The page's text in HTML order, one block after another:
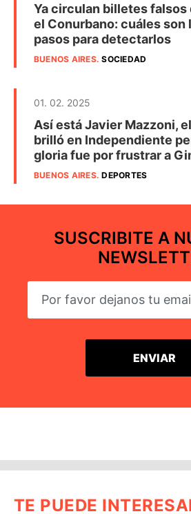
Ya circulan billetes falsos
el Conurbano: cuáles son
pasos para detectarlos
BUENOS AIRES.SOCIEDAD
01. 02. 2025
Así está Javier Mazzoni,
brilló en Independiente
gloria fue por frustrar a
BUENOS AIRES.DEPORTES
SUSCRIBITE A
TE PUEDE